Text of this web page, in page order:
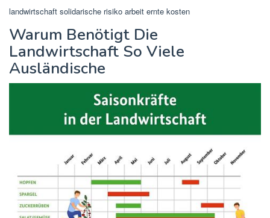
landwirtschaft solidarische risiko arbeit ernte kosten
Warum Benötigt Die
Landwirtschaft So Viele
Ausländische